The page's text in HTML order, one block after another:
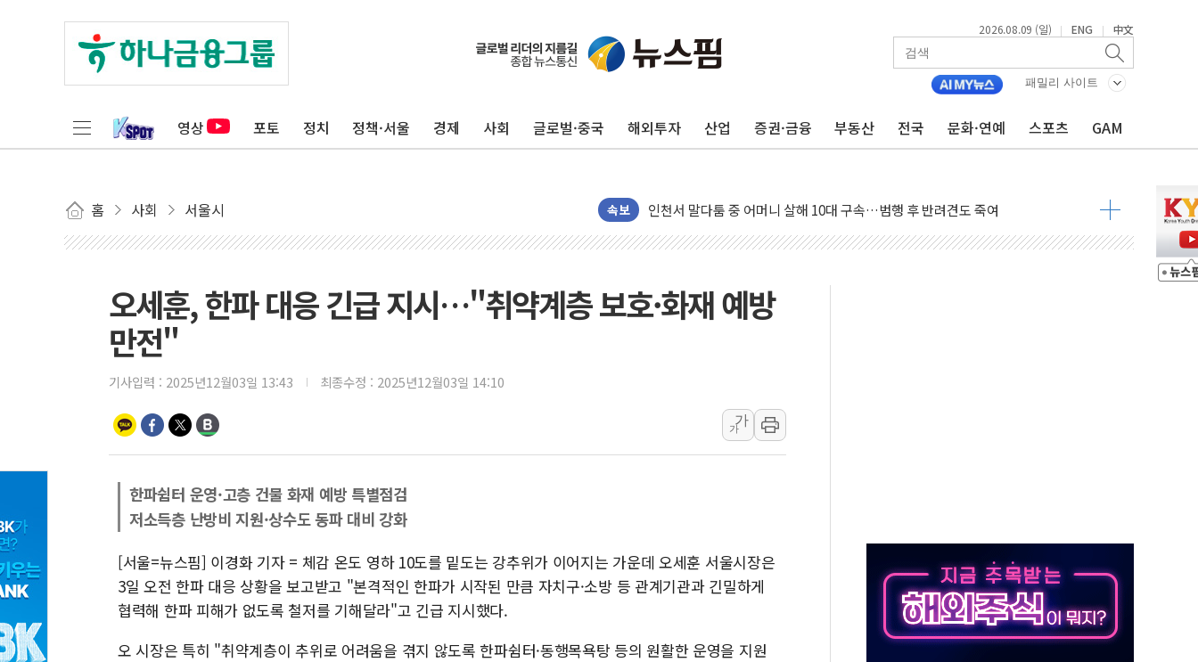
2026.08.09 (일) | ENG | 中文
패밀리 사이트
영상 포토 정치 정책·서울 경제 사회 글로벌·중국 해외투자 산업 증권·금융 부동산 전국 문화·연예 스포츠 GAM
홈 사회 서울시 속보
평택 진위면 공장서 질식사고 발생…작업자 1명 숨져
상주 낙동강 선착장 하류서 50대 숨진 채 발견...경찰, 조사 중
[종합] 김민석, 정청래에 누적 1.48%p 차 선두 유지...金 46.01% vs 鄭 44.53%
인천서 말다툼 중 어머니 살해 10대 구속…범행 후 반려견도 죽여
김민석, 강원·대구·경북 경선서 정청래에 승리…金 48.54% vs 鄭 44.40%
[속보] 민주, 경북 경선 결과 발표...김민석 47.37% 정청래 45.71% 송영길 6.92%
[속보] 민주, 대구 경선 결과 발표...정청래 47.82% 김민석 46.35% 송영길 5.83%
하나금융, 명동 소상공인에 '행복상자' 전달
인천시 광복절 현수막 '태극기 거꾸로' 논란…이틀만에 철거
'호우·산사태 주의보' 울진 시간당 30mm 강한 비...호우 피해 없어
여야, 황희 '버스 하우스' 공방…野 "청년 우롱 기괴" vs 與 "송구한 해프닝"
오세훈, 한파 대응 긴급 지시…"취약계층 보호·화재 예방
만전"
기사입력 : 2025년12월03일 13:43 최종수정 : 2025년12월03일 14:10
가
가
한파쉼터 운영·고층 건물 화재 예방 특별점검
저소득층 난방비 지원·상수도 동파 대비 강화
[서울=뉴스핌] 이경화 기자 = 체감 온도 영하 10도를 밑도는 강추위가 이어지는 가운데 오세훈 서울시장은
3일 오전 한파 대응 상황을 보고받고 "본격적인 한파가 시작된 만큼 자치구·소방 등 관계기관과 긴밀하게
협력해 한파 피해가 없도록 철저를 기해달라"고 긴급 지시했다.
오 시장은 특히 "취약계층이 추위로 어려움을 겪지 않도록 한파쉼터·동행목욕탕 등의 원활한 운영을 지원